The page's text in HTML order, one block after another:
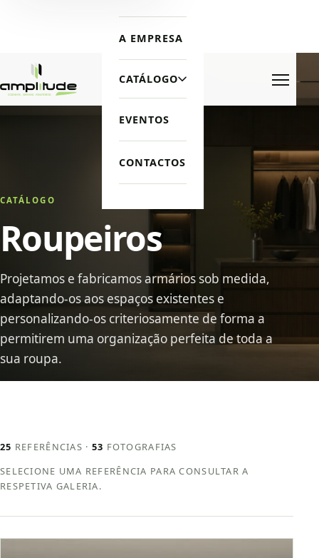
A EMPRESA
CATÁLOGO
EVENTOS
CONTACTOS
CATÁLOGO
Roupeiros
Projetamos e fabricamos armários sob medida,
adaptando-os aos espaços existentes e
personalizando-os criteriosamente de forma a
permitirem uma organização perfeita de toda a
sua roupa.
25 REFERÊNCIAS · 53 FOTOGRAFIAS
SELECIONE UMA REFERÊNCIA PARA CONSULTAR A
RESPETIVA GALERIA.